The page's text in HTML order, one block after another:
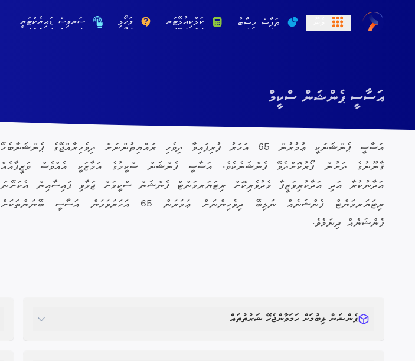
ތަފާސް ހިސާބު ކަލްކިއުލޭޓަރ މަހޯލި ސަރވިސް ޑައިރެކްޓަރީ
އަސާސީ ޕެންޝަން ސްކީމް
އަސާސީ ޕެންޝަނަކީ ޢުމުރުން 65 އަހަރު ފުރިފައިވާ ދިވެހި ރައްޔިތުންނަށް ދިވެހިރާއްޖޭގެ ޕެންޝަނާބެހޭ
ޤާނޫނުގެ ދަށުން ފޯރުކޮށްދެވޭ ޕެންޝަނެކެވެ. އަސާސީ ޕެންޝަން ސްކީމުގެ އަމާޒަކީ އެއްވެސް ވަޒީފާއެއް
އަދާނުކުރާ އަދި އަދާކުރިވަޒީފާ މެދުވެރިކޮށް ރިޓަޔަރމަންޓް ޕެންޝަން ސްކީމަށް ޖަމާވި ފައިސާއިން އެކަށޭނަ
ރިޓަޔަރމަންޓް ޕެންޝަނެއް ނުލިބޭ ދިވެހިންނަށް ޢުމުރުން 65 އަހަރުވުމުން އަސާސީ ބޭނުންތަކަށް
ޕެންޝަނެއް ދިނުމެވެ.
ޕެންޝަން ލިބުމަށް ހަމަވާންޖެހޭ ޝަރުތުތައް